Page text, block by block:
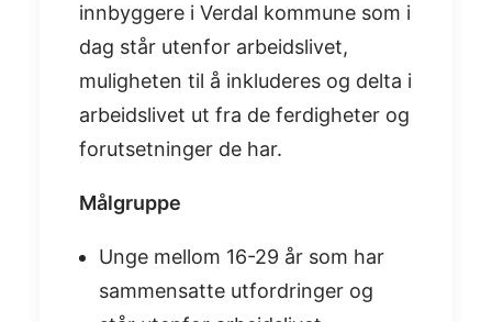
innbyggere i Verdal kommune som i
dag står utenfor arbeidslivet,
muligheten til å inkluderes og delta i
arbeidslivet ut fra de ferdigheter og
forutsetninger de har.
Målgruppe
Unge mellom 16-29 år som har
sammensatte utfordringer og